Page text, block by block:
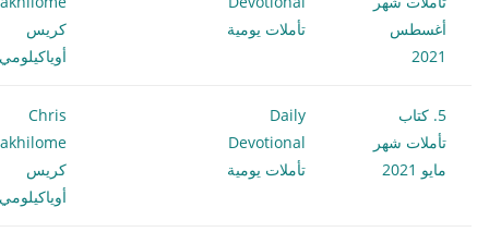
أغسطس
2021
تأملات يومية
كريس
5. كتاب
تأملات شهر
مايو 2021
Daily
Devotional
تأملات يومية
Chris
كريس